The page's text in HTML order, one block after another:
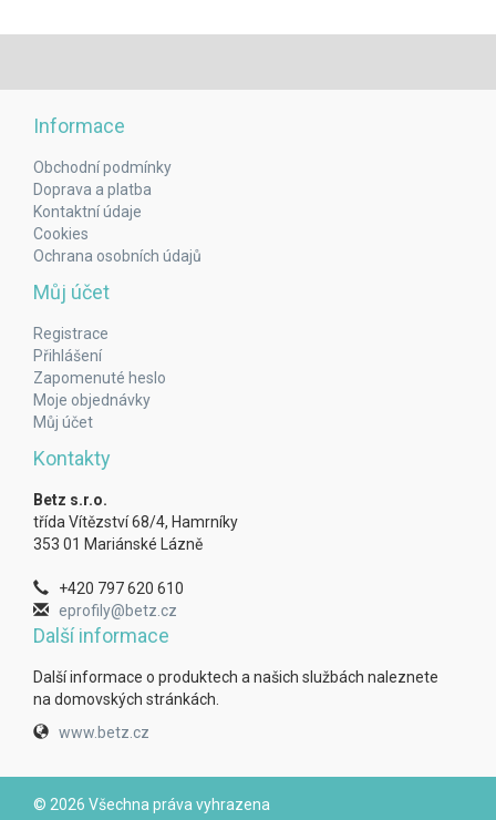
Informace
Obchodní podmínky
Doprava a platba
Kontaktní údaje
Cookies
Ochrana osobních údajů
Můj účet
Registrace
Přihlášení
Zapomenuté heslo
Moje objednávky
Můj účet
Kontakty
Betz s.r.o.
třída Vítězství 68/4, Hamrníky
353 01 Mariánské Lázně
+420 797 620 610
eprofily@betz.cz
Další informace
Další informace o produktech a našich službách naleznete
na domovských stránkách.
www.betz.cz
© 2026 Všechna práva vyhrazena